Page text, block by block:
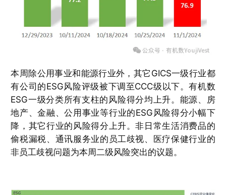
本周除公用事业和能源行业外，其它GICS一级行业都
有公司的ESG风险评级被下调至CCC级以下。有机数
ESG一级分类所有支柱的风险得分均上升。能源、房
地产、金融、公用事业等行业的ESG风险得分小幅下
降，其它行业的风险得分上升。非日常生活消费品的
偷税漏税、通讯服务业的员工歧视、医疗保健行业的
非员工歧视问题为本周二级风险突出的议题。